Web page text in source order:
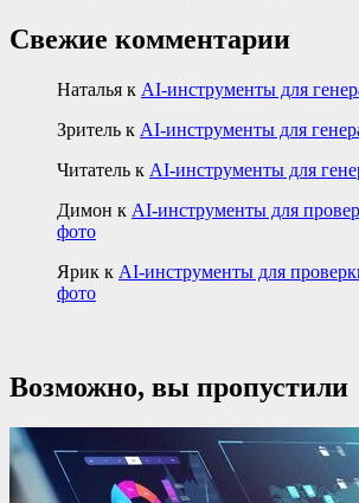
Свежие комментарии
Наталья к AI-инструменты для
Зритель к AI-инструменты для
Читатель к AI-инструменты для
Димон к AI-инструменты для
фото
Ярик к AI-инструменты для
фото
Возможно, вы пропустили